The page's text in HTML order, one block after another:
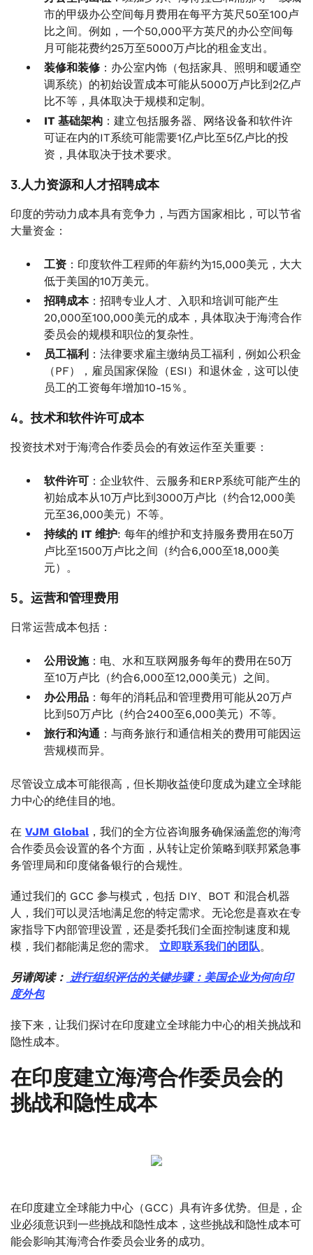
市的甲级办公空间每月费用在每平方英尺50至100卢
比之间。例如，一个50,000平方英尺的办公空间每
月可能花费约25万至5000万卢比的租金支出。
装修和装修 ：办公室内饰（包括家具、照明和暖通空
调系统）的初始设置成本可能从5000万卢比到2亿卢
比不等，具体取决于规模和定制。
IT 基础架构 ：建立包括服务器、网络设备和软件许
可证在内的IT系统可能需要1亿卢比至5亿卢比的投
资，具体取决于技术要求。
3.人力资源和人才招聘成本
印度的劳动力成本具有竞争力，与西方国家相比，可以节省
大量资金：
工资 ：印度软件工程师的年薪约为15,000美元，大大
低于美国的10万美元。
招聘成本：招聘专业人才、入职和培训可能产生
20,000至100,000美元的成本，具体取决于海湾合作
委员会的规模和职位的复杂性。
员工福利 ：法律要求雇主缴纳员工福利，例如公积金
（PF），雇员国家保险（ESI）和退休金，这可以使
员工的工资每年增加10-15％。
4。技术和软件许可成本
投资技术对于海湾合作委员会的有效运作至关重要：
软件许可 ：企业软件、云服务和ERP系统可能产生的
初始成本从10万卢比到3000万卢比（约合12,000美
元至36,000美元）不等。
持续的 IT 维护: 每年的维护和支持服务费用在50万
卢比至1500万卢比之间（约合6,000至18,000美
元）。
5。运营和管理费用
日常运营成本包括：
公用设施：电、水和互联网服务每年的费用在50万
至10万卢比（约合6,000至12,000美元）之间。
办公用品 ：每年的消耗品和管理费用可能从20万卢
比到50万卢比（约合2400至6,000美元）不等。
旅行和沟通 ：与商务旅行和通信相关的费用可能因运
营规模而异。
尽管设立成本可能很高，但长期收益使印度成为建立全球能
力中心的绝佳目的地。
在 VJM Global，我们的全方位咨询服务确保涵盖您的海湾
合作委员会设置的各个方面，从转让定价策略到联邦紧急事
务管理局和印度储备银行的合规性。
通过我们的 GCC 参与模式，包括 DIY、BOT 和混合机器
人，我们可以灵活地满足您的特定需求。无论您是喜欢在专
家指导下内部管理设置，还是委托我们全面控制速度和规
模，我们都能满足您的需求。 立即联系我们的团队。
另请阅读： 进行组织评估的关键步骤：美国企业为何向印
度外包
接下来，让我们探讨在印度建立全球能力中心的相关挑战和
隐性成本。
在印度建立海湾合作委员会的
挑战和隐性成本
在印度建立全球能力中心（GCC）具有许多优势。但是，企
业必须意识到一些挑战和隐性成本，这些挑战和隐性成本可
能会影响其海湾合作委员会业务的成功。